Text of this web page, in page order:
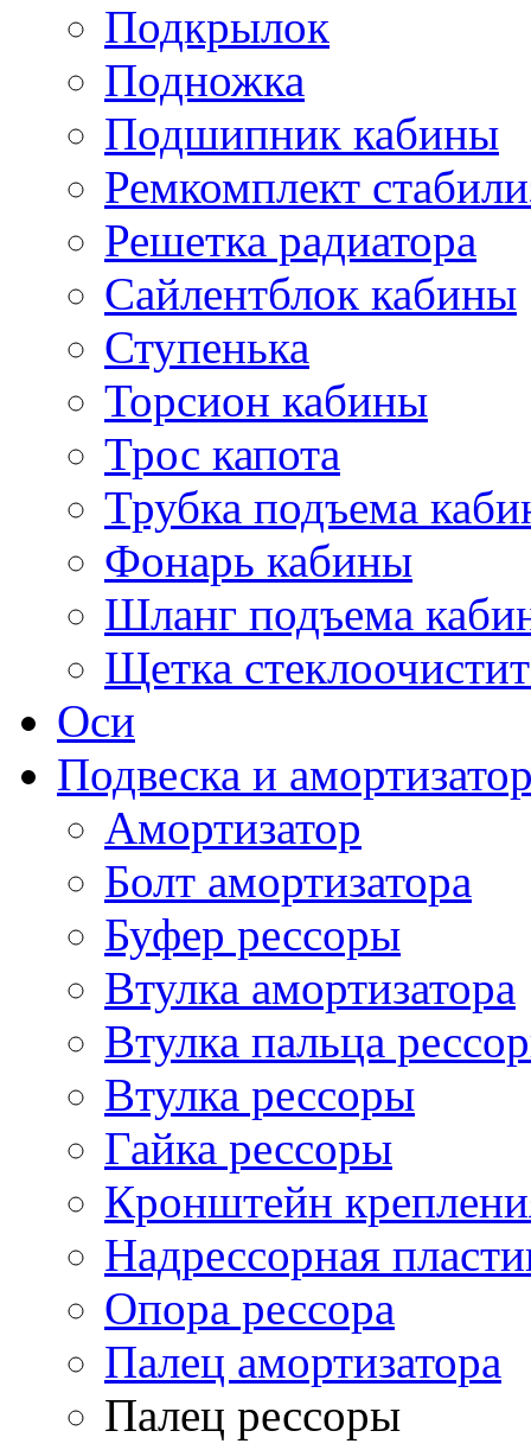
Подкрылок
Подножка
Подшипник кабины
Ремкомплект
Решетка радиатора
Сайлентблок кабины
Ступенька
Торсион кабины
Трос капота
Трубка подъема
Фонарь кабины
Шланг подъема
Щетка
Оси
Подвеска и
Амортизатор
Болт амортизатора
Буфер рессоры
Втулка амортизатора
Втулка пальца
Втулка рессоры
Гайка рессоры
Кронштейн
Надрессорная
Опора рессора
Палец амортизатора
Палец рессоры